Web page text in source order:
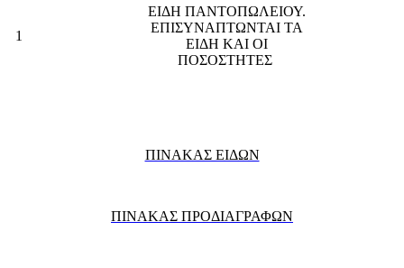
1
ΕΙΔΗ ΠΑΝΤΟΠΩΛΕΙΟΥ.
ΕΠΙΣΥΝΑΠΤΩΝΤΑΙ ΤΑ
ΕΙΔΗ ΚΑΙ ΟΙ
ΠΟΣΟΣΤΗΤΕΣ
ΠΙΝΑΚΑΣ ΕΙΔΩΝ
ΠΙΝΑΚΑΣ ΠΡΟΔΙΑΓΡΑΦΩΝ